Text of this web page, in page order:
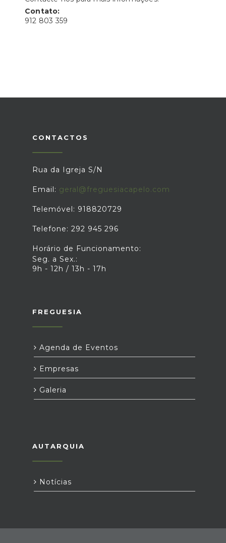
Contato:
912 803 359
CONTACTOS
Rua da Igreja S/N
Email: geral@freguesiacapelo.com
Telemóvel: 918820729
Telefone: 292 945 296
Horário de Funcionamento:
Seg. a Sex.:
9h - 12h / 13h - 17h
FREGUESIA
Agenda de Eventos
Empresas
Galeria
AUTARQUIA
Notícias